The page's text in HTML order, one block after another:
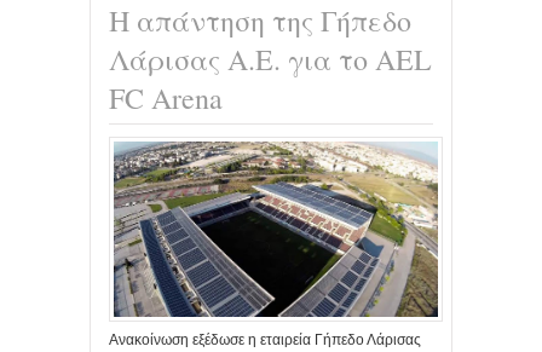
Η απάντηση της Γήπεδο
Λάρισας Α.Ε. για το AEL
FC Arena
Ανακοίνωση εξέδωσε η εταιρεία Γήπεδο Λάρισας